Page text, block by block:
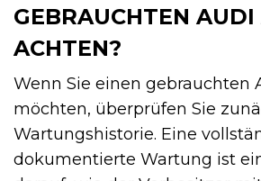
GEBRAUCHTEN AUDI
ACHTEN?
Wenn Sie einen gebrauchten
möchten, überprüfen Sie
Wartungshistorie. Eine
dokumentierte Wartung ist